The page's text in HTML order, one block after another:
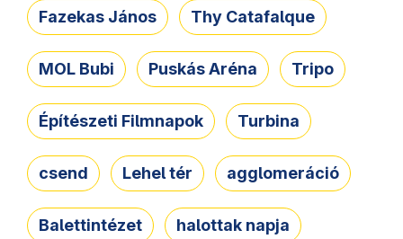
Fazekas János Thy Catafalque
MOL Bubi Puskás Aréna Tripo
Építészeti Filmnapok Turbina
csend Lehel tér agglomeráció
Balettintézet halottak napja